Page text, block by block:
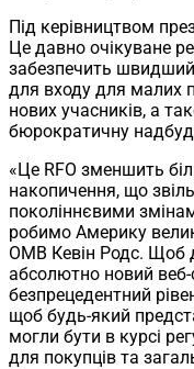
Під керівництвом
Це давно очікуване
забезпечить швидший
для входу для малих
нових учасників, а
бюрократичну
«Це RFO зменшить
накопичення, що
поколіннєвими
робимо Америку
OMB Кевін Родс. Щоб
абсолютно новий веб-
безпрецедентний
щоб будь-який
могли бути в курсі
для покупців та